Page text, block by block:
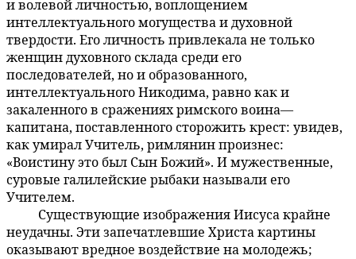
и волевой личностью, воплощением
интеллектуального могущества и духовной
твердости. Его личность привлекала не только
женщин духовного склада среди его
последователей, но и образованного,
интеллектуального Никодима, равно как и
закаленного в сражениях римского воина—
капитана, поставленного сторожить крест: увидев,
как умирал Учитель, римлянин произнес:
«Воистину это был Сын Божий». И мужественные,
суровые галилейские рыбаки называли его
Учителем.
Существующие изображения Иисуса крайне
неудачны. Эти запечатлевшие Христа картины
оказывают вредное воздействие на молодежь;